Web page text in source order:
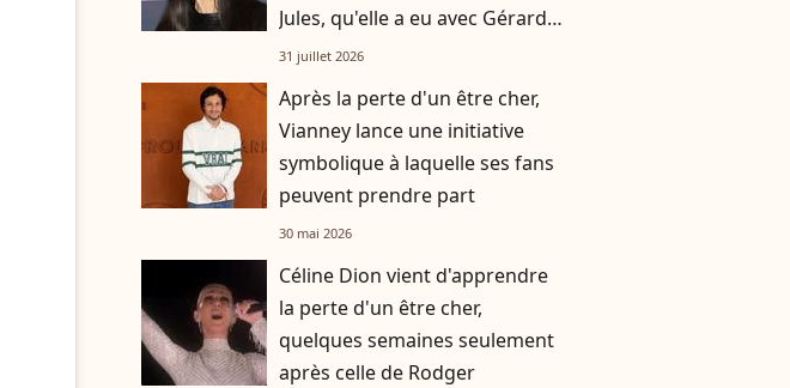
Jules, qu'elle a eu avec Gérard
Darmon, en soutien
31 juillet 2026
Après la perte d'un être cher,
Vianney lance une initiative
symbolique à laquelle ses fans
peuvent prendre part
30 mai 2026
Céline Dion vient d'apprendre
la perte d'un être cher,
quelques semaines seulement
après celle de Rodger